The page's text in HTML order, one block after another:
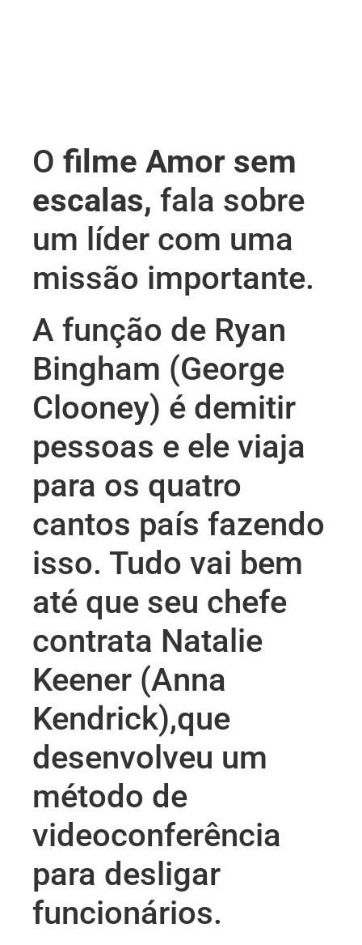
O filme Amor sem
escalas, fala sobre
um líder com uma
missão importante.
A função de Ryan
Bingham (George
Clooney) é demitir
pessoas e ele viaja
para os quatro
cantos país fazendo
isso. Tudo vai bem
até que seu chefe
contrata Natalie
Keener (Anna
Kendrick),que
desenvolveu um
método de
videoconferência
para desligar
funcionários.